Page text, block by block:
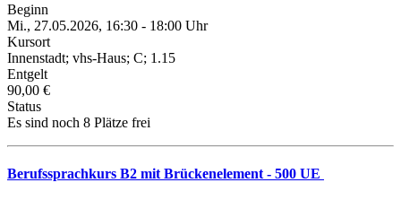
Beginn
Mi., 27.05.2026, 16:30 - 18:00 Uhr
Kursort
Innenstadt; vhs-Haus; C; 1.15
Entgelt
90,00 €
Status
Es sind noch 8 Plätze frei
Berufssprachkurs B2 mit Brückenelement - 500 UE